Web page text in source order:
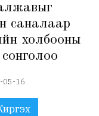
саналаар
холбооны
05-16